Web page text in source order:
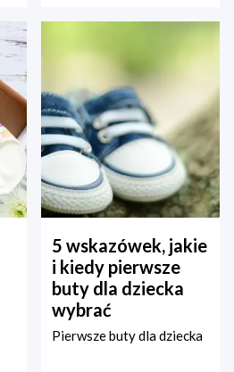
5 wskazówek, jakie
i kiedy pierwsze
buty dla dziecka
wybrać
Pierwsze buty dla dziecka